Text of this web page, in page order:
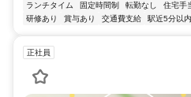
ランチタイム 固定時間制 転勤なし 住宅手
研修あり
賞与あり 交通費支給 駅近5分以内
正社員